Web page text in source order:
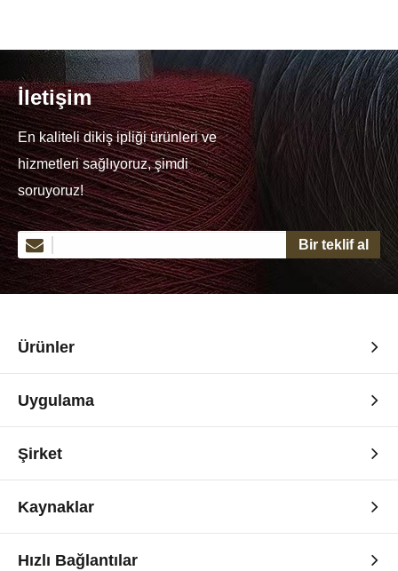
İletişim
En kaliteli dikiş ipliği ürünleri ve
hizmetleri sağlıyoruz, şimdi
soruyoruz!
Bir teklif al
Ürünler
Uygulama
Şirket
Kaynaklar
Hızlı Bağlantılar